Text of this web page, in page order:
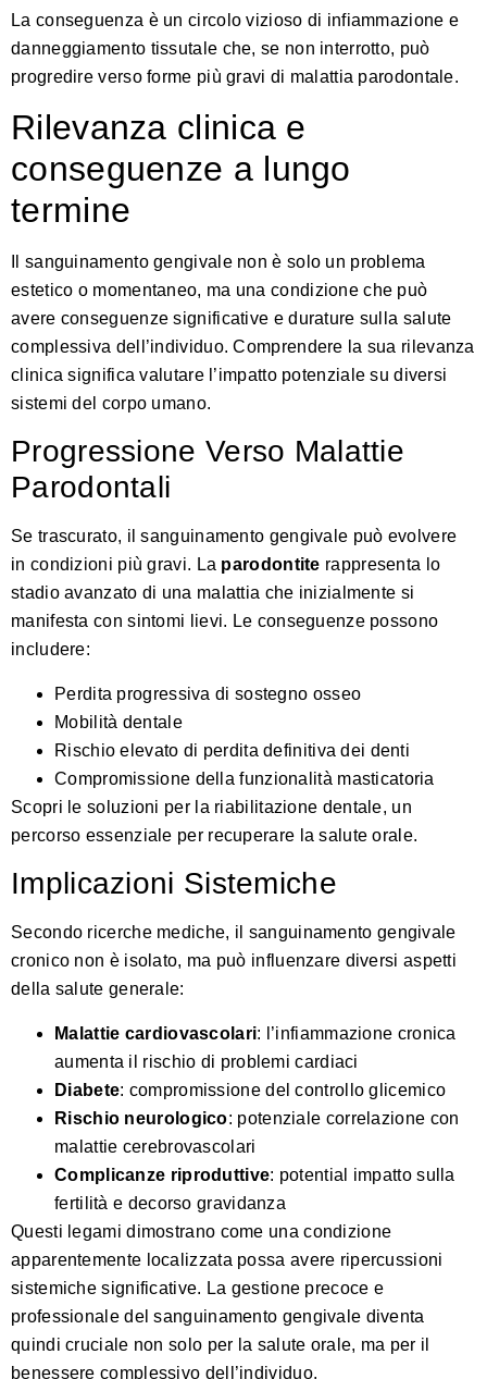
La conseguenza è un circolo vizioso di infiammazione e
danneggiamento tissutale che, se non interrotto, può
progredire verso forme più gravi di malattia parodontale.
Rilevanza clinica e
conseguenze a lungo
termine
Il sanguinamento gengivale non è solo un problema
estetico o momentaneo, ma una condizione che può
avere conseguenze significative e durature sulla salute
complessiva dell’individuo. Comprendere la sua rilevanza
clinica significa valutare l’impatto potenziale su diversi
sistemi del corpo umano.
Progressione Verso Malattie
Parodontali
Se trascurato, il sanguinamento gengivale può evolvere
in condizioni più gravi. La parodontite rappresenta lo
stadio avanzato di una malattia che inizialmente si
manifesta con sintomi lievi. Le conseguenze possono
includere:
Perdita progressiva di sostegno osseo
Mobilità dentale
Rischio elevato di perdita definitiva dei denti
Compromissione della funzionalità masticatoria
Scopri le soluzioni per la riabilitazione dentale, un
percorso essenziale per recuperare la salute orale.
Implicazioni Sistemiche
Secondo ricerche mediche, il sanguinamento gengivale
cronico non è isolato, ma può influenzare diversi aspetti
della salute generale:
Malattie cardiovascolari: l’infiammazione cronica
aumenta il rischio di problemi cardiaci
Diabete: compromissione del controllo glicemico
Rischio neurologico: potenziale correlazione con
malattie cerebrovascolari
Complicanze riproduttive: potential impatto sulla
fertilità e decorso gravidanza
Questi legami dimostrano come una condizione
apparentemente localizzata possa avere ripercussioni
sistemiche significative. La gestione precoce e
professionale del sanguinamento gengivale diventa
quindi cruciale non solo per la salute orale, ma per il
benessere complessivo dell’individuo.